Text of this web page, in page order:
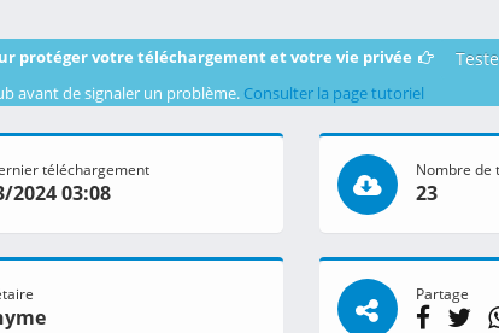
protéger votre téléchargement et votre vie privée
avant de signaler un problème. Consulter la page tutoriel
téléchargement
2024 03:08
Nombre de
23
Partage